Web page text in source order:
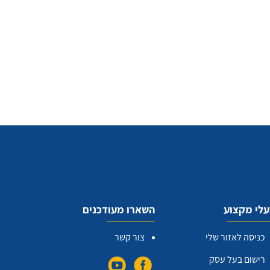
מקצוע
כניסה לאזור שלי
רישום בעל עסק
השארו מעודכנים
צור קשר